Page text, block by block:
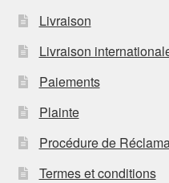
Livraison
Livraison
Paiements
Plainte
Procédure de
Termes et conditions